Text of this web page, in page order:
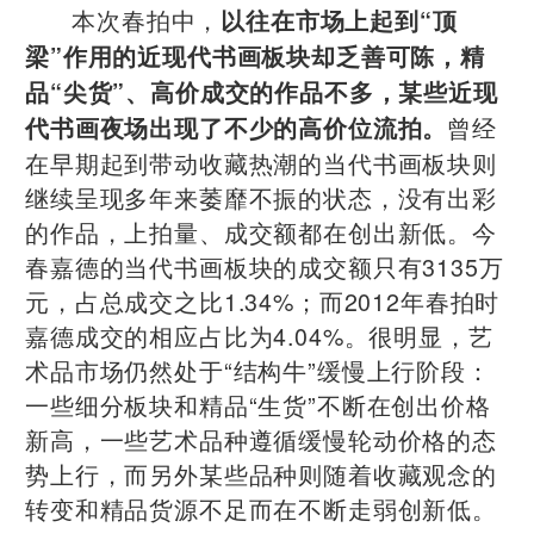
本次春拍中， 以往在市场上起到“顶
梁”作用的近现代书画板块却乏善可陈，精
品“尖货”、高价成交的作品不多，某些近现
代书画夜场出现了不少的高价位流拍。 曾经
在早期起到带动收藏热潮的当代书画板块则
继续呈现多年来萎靡不振的状态，没有出彩
的作品，上拍量、成交额都在创出新低。今
春嘉德的当代书画板块的成交额只有3135万
元，占总成交之比1.34%；而2012年春拍时
嘉德成交的相应占比为4.04%。很明显，艺
术品市场仍然处于“结构牛”缓慢上行阶段：
一些细分板块和精品“生货”不断在创出价格
新高，一些艺术品种遵循缓慢轮动价格的态
势上行，而另外某些品种则随着收藏观念的
转变和精品货源不足而在不断走弱创新低。